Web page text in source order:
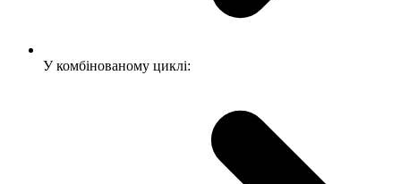
У комбінованому циклі: